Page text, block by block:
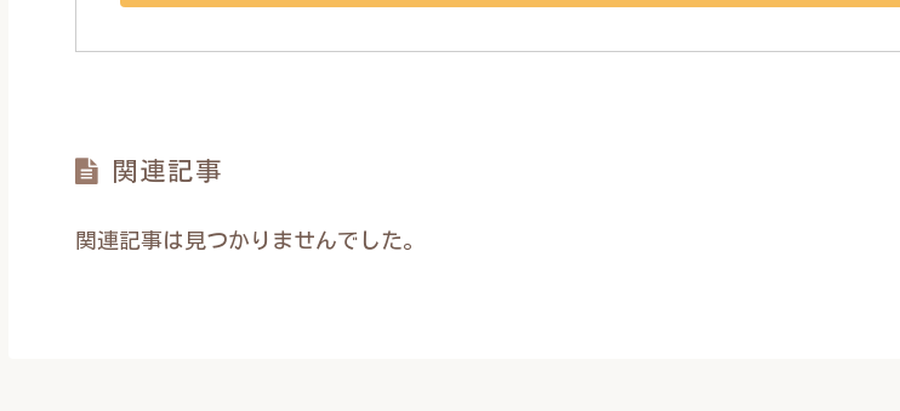
関連記事
関連記事は見つかりませんでした。